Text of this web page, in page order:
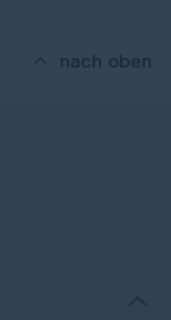
nach oben